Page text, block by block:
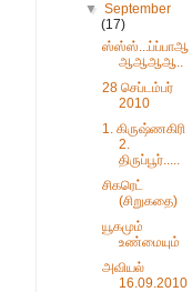
▼September
(17)
ஸ்ஸ்ஸ்...ப்ப்பாஆ
ஆஆஆஆ..
28 செப்டம்பர்
2010
1. கிருஷ்ணகிரி
2.
திருப்பூர்.....
சிகரெட்
(சிறுகதை)
யூகமும்
உண்மையும்
அவியல்
16.09.2010